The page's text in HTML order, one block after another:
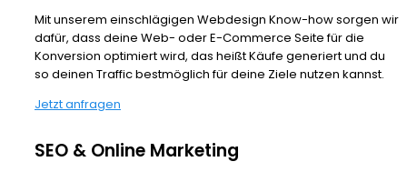
Mit unserem einschlägigen Webdesign Know-how sorgen wir
dafür, dass deine Web- oder E-Commerce Seite für die
Konversion optimiert wird, das heißt Käufe generiert und du
so deinen Traffic bestmöglich für deine Ziele nutzen kannst.
Jetzt anfragen
SEO & Online Marketing